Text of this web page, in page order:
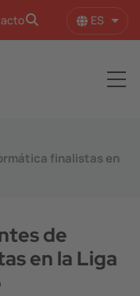
ES
finalistas en
de
en la Liga